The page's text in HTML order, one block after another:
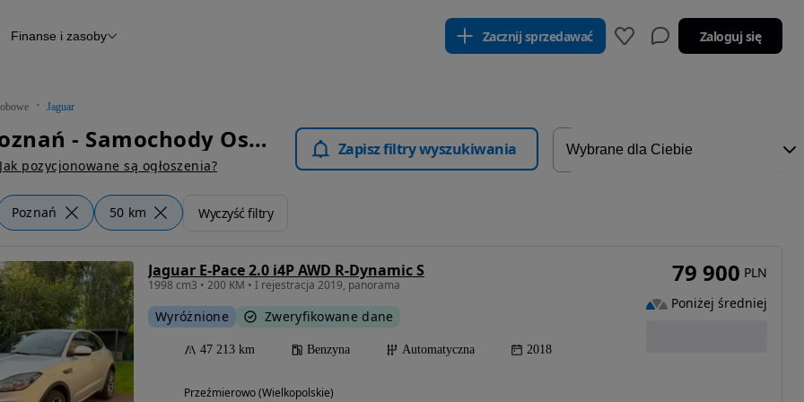
Raport z inspekcji
Otomoto News
Finanse i zasoby Zacznij sprzedawać Zaloguj się
Jaguar
Jaguar Poznań - Samochody Osobowe
Jak pozycjonowane są ogłoszenia?
Zapisz filtry wyszukiwania
Poznań 50 km Wyczyść filtry
Jaguar E-Pace 2.0 i4P AWD R-Dynamic S
1998 cm3 • 200 KM • I rejestracja 2019, panorama
Wyróżnione Zweryfikowane dane
47 213 km Benzyna Automatyczna 2018
Przeźmierowo (Wielkopolskie)
79 900 PLN
Poniżej średniej